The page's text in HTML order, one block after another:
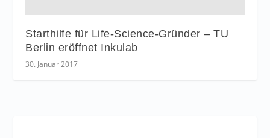
Starthilfe für Life-Science-Gründer – TU
Berlin eröffnet Inkulab
30. Januar 2017